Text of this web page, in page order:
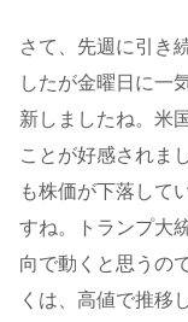
さて、先週に引き
したが金曜日に一
新しましたね。米
ことが好感されま
も株価が下落して
すね。トランプ大
向で動くと思うの
くは、高値で推移